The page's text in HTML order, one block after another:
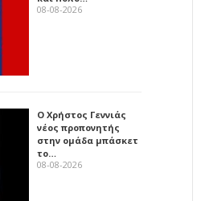
08-08-2026
Ο Χρήστος Γεννιάς
νέος προπονητής
στην ομάδα μπάσκετ
το…
08-08-2026